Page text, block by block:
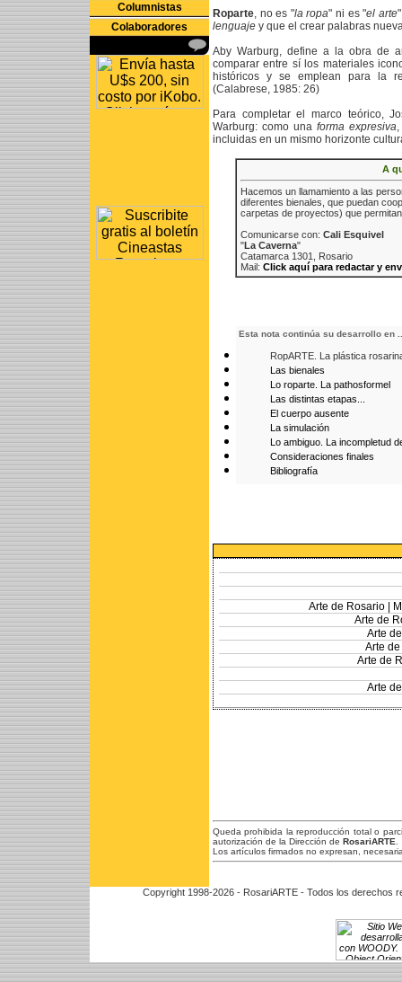
Columnistas
Colaboradores
Roparte, no es "la ropa" ni es "el arte
lenguaje y que el crear palabras
Aby Warburg, define a la obra de
comparar entre sí los materiales
históricos y se emplean para la
(Calabrese, 1985: 26)
Para completar el marco teórico,
Warburg: como una forma expresiva,
incluidas en un mismo horizonte
A
Hacemos un llamamiento a las
diferentes bienales, que puedan
carpetas de proyectos) que
Comunicarse con: Cali Esquivel
"La Caverna"
Catamarca 1301, Rosario
Mail: Click aquí para redactar y
Esta nota continúa su desarrollo en
RopARTE. La plástica
Las bienales
Lo roparte. La pathosformel
Las distintas etapas...
El cuerpo ausente
La simulación
Lo ambiguo. La incompletud
Consideraciones finales
Bibliografía
Arte de Rosario |
Arte de
Arte
Arte
Arte de
Arte
Queda prohibida la reproducción total o
autorización de la Dirección de RosariARTE
Los artículos firmados no expresan,
Copyright 1998-2026 - RosariARTE - Todos los derechos